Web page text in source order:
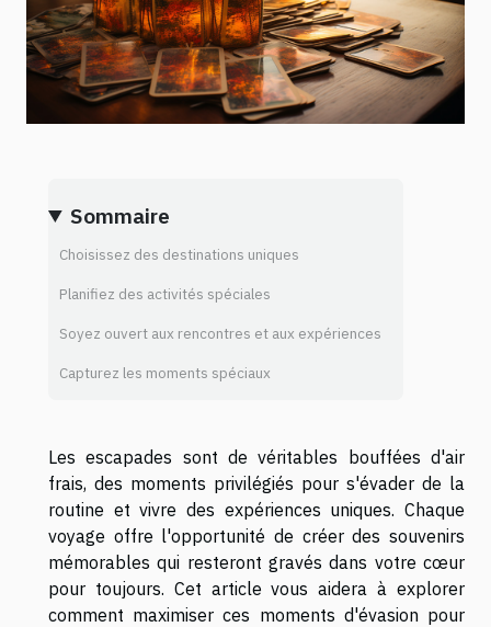
Sommaire
Choisissez des destinations uniques
Planifiez des activités spéciales
Soyez ouvert aux rencontres et aux expériences
Capturez les moments spéciaux
Les escapades sont de véritables bouffées d'air
frais, des moments privilégiés pour s'évader de la
routine et vivre des expériences uniques. Chaque
voyage offre l'opportunité de créer des souvenirs
mémorables qui resteront gravés dans votre cœur
pour toujours. Cet article vous aidera à explorer
comment maximiser ces moments d'évasion pour